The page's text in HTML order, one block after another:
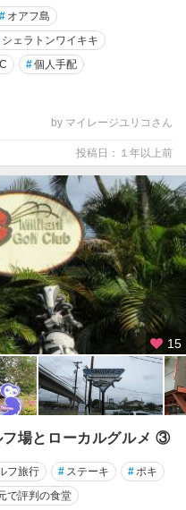
# オアフ島
シェラトンワイキキ
#個人手配
by マイレージユリコさん
投稿日：１年以上前
15
場とローカルグルメ ③
フ旅行 # ステーキ #ポキ
で評判の食堂